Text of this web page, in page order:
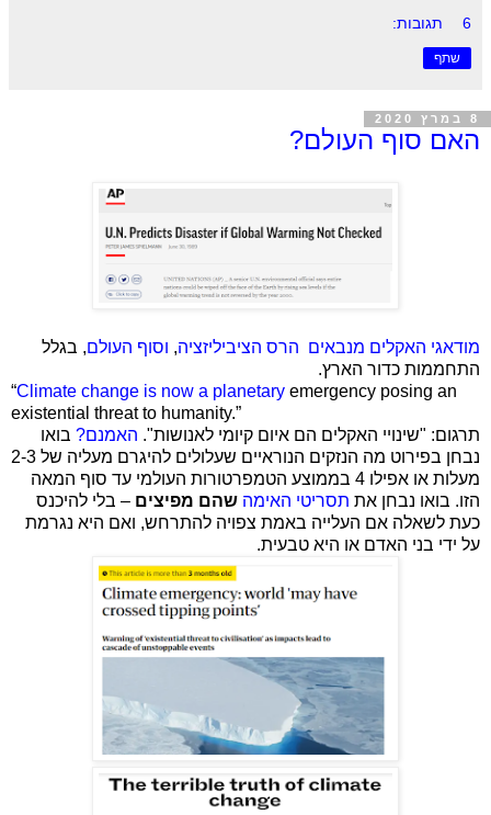
6 תגובות:
שתף
8 במרץ 2020
האם סוף העולם?
מודאגי האקלים מנבאים הרס הציביליזציה, וסוף העולם, בגלל
התחממות כדור הארץ.
“Climate change is now a planetary emergency posing an
existential threat to humanity.”
תרגום: "שינויי האקלים הם איום קיומי לאנושות". האמנם? בואו
נבחן בפירוט מה הנזקים הנוראיים שעלולים להיגרם מעליה של 2-3
מעלות או אפילו 4 בממוצע הטמפרטורות העולמי עד סוף המאה
הזו. בואו נבחן את תסריטי האימה שהם מפיצים – בלי להיכנס
כעת לשאלה אם העלייה באמת צפויה להתרחש, ואם היא נגרמת
על ידי בני האדם או היא טבעית.